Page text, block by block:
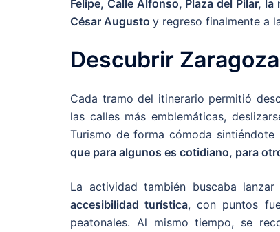
Felipe, Calle Alfonso, Plaza del Pilar,
César Augusto y regreso finalmente a
Descubrir
Cada tramo del itinerario permitió
las calles más emblemáticas,
Turismo de forma cómoda
que para algunos es cotidiano, para
La actividad también buscaba
accesibilidad turística, con puntos
peatonales. Al mismo tiempo, se